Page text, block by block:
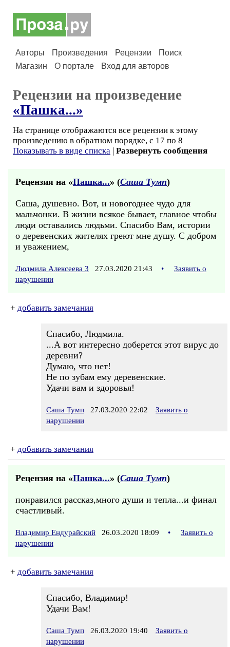
Авторы Произведения Рецензии
Поиск
Магазин
О портале Вход для авторов
Рецензии на произведение
«Пашка...»
На странице отображаются все рецензии к этому
произведению в обратном порядке, с 17 по 8
Показывать в виде списка | Развернуть сообщения
Рецензия на «Пашка...» (Саша Тумп)
Саша, душевно. Вот, и новогоднее чудо для
мальчонки. В жизни всякое бывает, главное чтобы
люди оставались людьми. Спасибо Вам, истории
о деревенских жителях греют мне душу. С добром
и уважением,
Людмила Алексеева 3 27.03.2020 21:43 •
Заявить о
нарушении
+ добавить замечания
Спасибо, Людмила.
...А вот интересно доберется этот вирус до
деревни?
Думаю, что нет!
Не по зубам ему деревенские.
Удачи вам и здоровья!
Саша Тумп 27.03.2020 22:02
Заявить о
нарушении
+ добавить замечания
Рецензия на «Пашка...» (Саша Тумп)
понравился рассказ,много души и тепла...и финал
счастливый.
Владимир Ендурайский 26.03.2020 18:09 •
Заявить о
нарушении
+ добавить замечания
Спасибо, Владимир!
Удачи Вам!
Саша Тумп 26.03.2020 19:40
Заявить о
нарушении